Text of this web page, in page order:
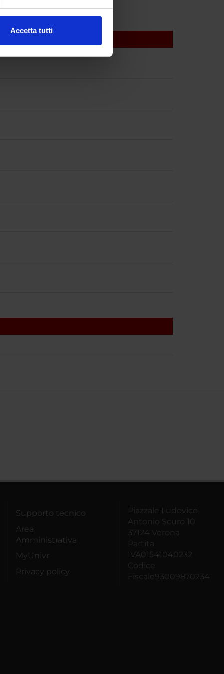
che hai fornito loro o
Accetta tutti
Supporto tecnico
Area
Amministrativa
MyUnivr
Privacy policy
Piazzale Ludovico
Antonio Scuro 10
37124 Verona
Partita
IVA01541040232
Codice
Fiscale93009870234